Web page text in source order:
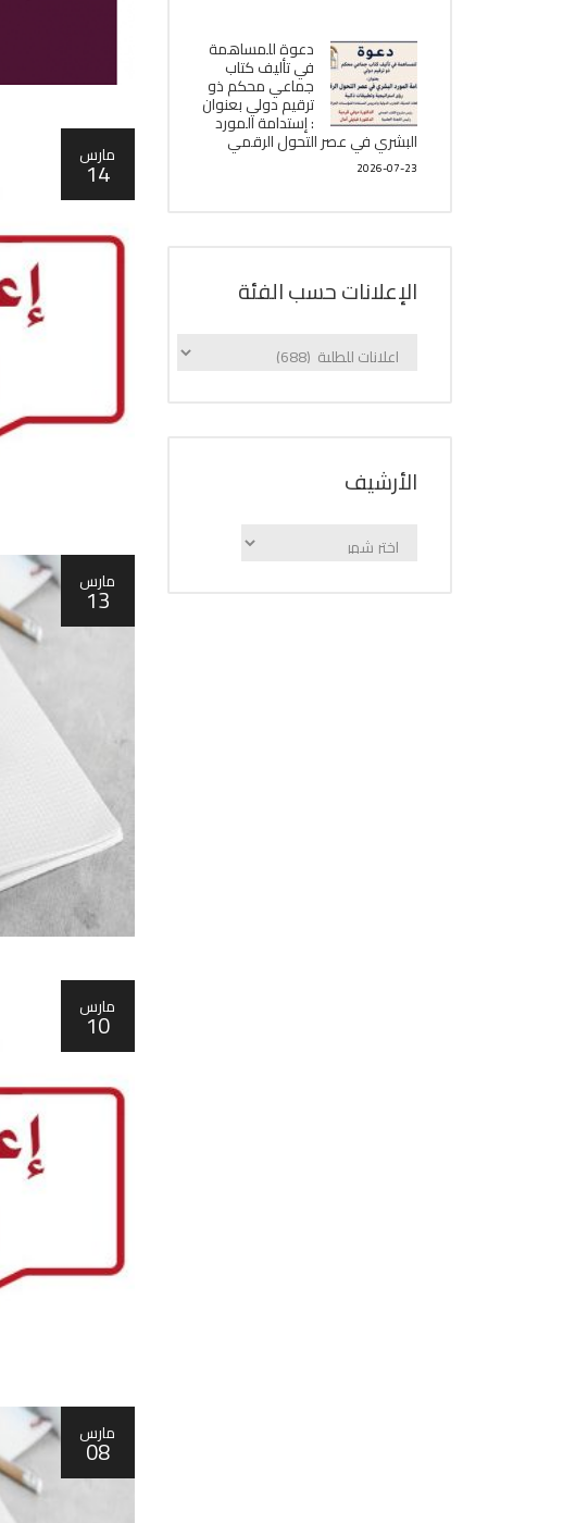
مارس
14
مارس
13
مارس
10
مارس
08
دعوة للمساهمة
في تأليف كتاب
جماعي محكم ذو
ترقيم دولي بعنوان
: إستدامة المورد
البشري في عصر التحول الرقمي
2026-07-23
الإعلانات حسب الفئة
الإعلانات
اﻷرشيف
اﻷرشيف